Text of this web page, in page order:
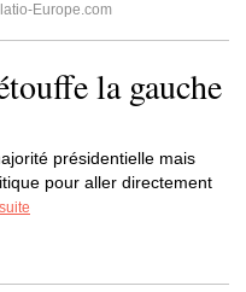
Europe.com
la gauche
présidentielle mais
pour aller directement